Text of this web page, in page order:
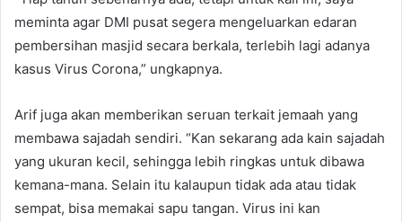
meminta agar DMI pusat segera mengeluarkan edaran
pembersihan masjid secara berkala, terlebih lagi adanya
kasus Virus Corona,” ungkapnya.
Arif juga akan memberikan seruan terkait jemaah yang
membawa sajadah sendiri. “Kan sekarang ada kain sajadah
yang ukuran kecil, sehingga lebih ringkas untuk dibawa
kemana-mana. Selain itu kalaupun tidak ada atau tidak
sempat, bisa memakai sapu tangan. Virus ini kan